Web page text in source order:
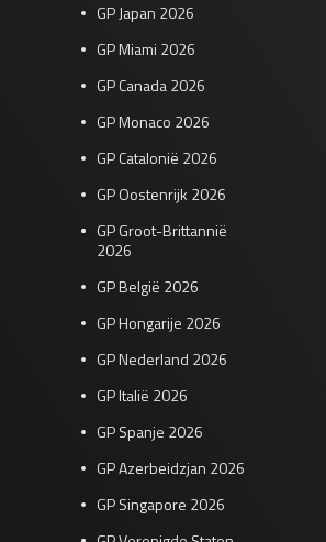
GP Japan 2026
GP Miami 2026
GP Canada 2026
GP Monaco 2026
GP Catalonië 2026
GP Oostenrijk 2026
GP Groot-Brittannië
2026
GP België 2026
GP Hongarije 2026
GP Nederland 2026
GP Italië 2026
GP Spanje 2026
GP Azerbeidzjan 2026
GP Singapore 2026